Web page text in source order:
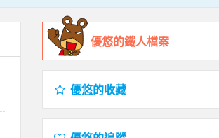
優悠的鐵人檔案
優悠的收藏